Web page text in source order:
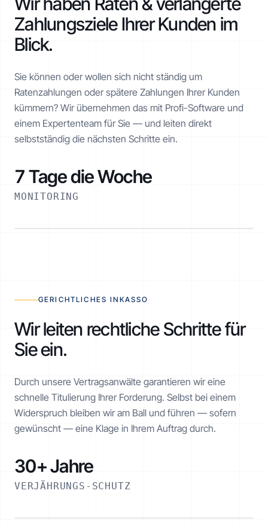
Zahlungsziele Ihrer Kunden im
Blick.
Sie können oder wollen sich nicht ständig um
Ratenzahlungen oder spätere Zahlungen Ihrer Kunden
kümmern? Wir übernehmen das mit Profi-Software und
einem Expertenteam für Sie — und leiten direkt
selbstständig die nächsten Schritte ein.
7 Tage die Woche
MONITORING
Realisiert
GERICHTLICHES INKASSO
Wir leiten rechtliche Schritte für
Sie ein.
Durch unsere Vertragsanwälte garantieren wir eine
schnelle Titulierung Ihrer Forderung. Selbst bei einem
Widerspruch bleiben wir am Ball und führen — sofern
gewünscht — eine Klage in Ihrem Auftrag durch.
30+ Jahre
VERJÄHRUNGS-SCHUTZ